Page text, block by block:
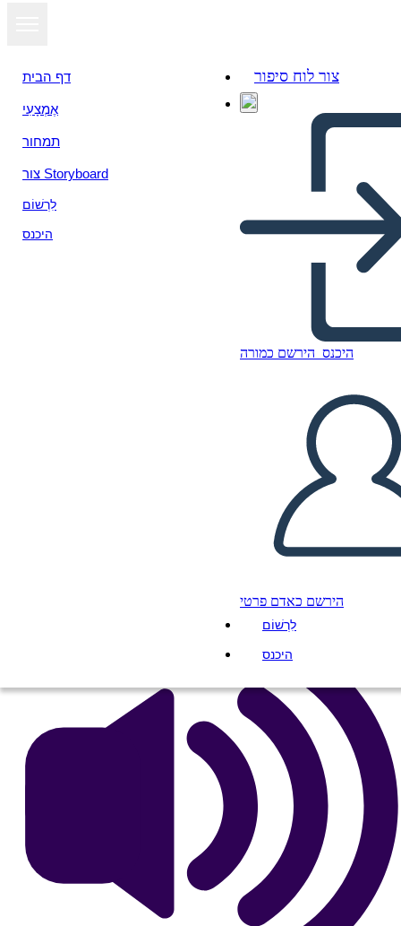
דף הבית
אֶמְצָעִי
תמחור
צור Storyboard
לִרְשׁוֹם
היכנס
צור לוח סיפור
היכנס הירשם כמורה
הירשם כאדם פרטי
לִרְשׁוֹם
היכנס
Lions: Diagramma di Trama
לקרוא לי